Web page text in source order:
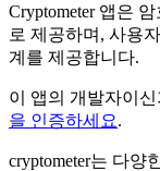
Cryptometer 앱은
로 제공하며, 사용
계를 제공합니다.
이 앱의 개발자이
을 인증하세요.
cryptometer는 다양